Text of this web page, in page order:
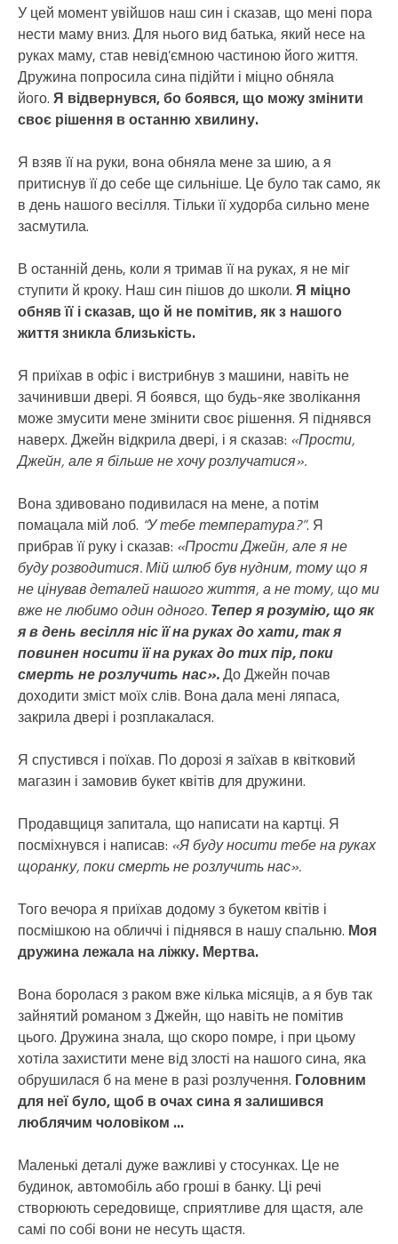
У цей момент увійшов наш син і сказав, що мені пора
нести маму вниз. Для нього вид батька, який несе на
руках маму, став невід’ємною частиною його життя.
Дружина попросила сина підійти і міцно обняла
його. Я відвернувся, бо боявся, що можу змінити
своє рішення в останню хвилину.
Я взяв її на руки, вона обняла мене за шию, а я
притиснув її до себе ще сильніше. Це було так само, як
в день нашого весілля. Тільки її худорба сильно мене
засмутила.
В останній день, коли я тримав її на руках, я не міг
ступити й кроку. Наш син пішов до школи. Я міцно
обняв її і сказав, що й не помітив, як з нашого
життя зникла близькість.
Я приїхав в офіс і вистрибнув з машини, навіть не
зачинивши двері. Я боявся, що будь-яке зволікання
може змусити мене змінити своє рішення. Я піднявся
наверх. Джейн відкрила двері, і я сказав: «Прости,
Джейн, але я більше не хочу розлучатися».
Вона здивовано подивилася на мене, а потім
помацала мій лоб. “У тебе температура?”. Я
прибрав її руку і сказав: «Прости Джейн, але я не
буду розводитися. Мій шлюб був нудним, тому що я
не цінував деталей нашого життя, а не тому, що ми
вже не любимо один одного. Тепер я розумію, що як
я в день весілля ніс її на руках до хати, так я
повинен носити її на руках до тих пір, поки
смерть не розлучить нас».До Джейн почав
доходити зміст моїх слів. Вона дала мені ляпаса,
закрила двері і розплакалася.
Я спустився і поїхав. По дорозі я заїхав в квітковий
магазин і замовив букет квітів для дружини.
Продавщиця запитала, що написати на картці. Я
посміхнувся і написав: «Я буду носити тебе на руках
щоранку, поки смерть не розлучить нас».
Того вечора я приїхав додому з букетом квітів і
посмішкою на обличчі і піднявся в нашу спальню. Моя
дружина лежала на ліжку. Мертва.
Вона боролася з раком вже кілька місяців, а я був так
зайнятий романом з Джейн, що навіть не помітив
цього. Дружина знала, що скоро помре, і при цьому
хотіла захистити мене від злості на нашого сина, яка
обрушилася б на мене в разі розлучення. Головним
для неї було, щоб в очах сина я залишився
люблячим чоловіком …
Маленькі деталі дуже важливі у стосунках. Це не
будинок, автомобіль або гроші в банку. Ці речі
створюють середовище, сприятливе для щастя, але
самі по собі вони не несуть щастя.